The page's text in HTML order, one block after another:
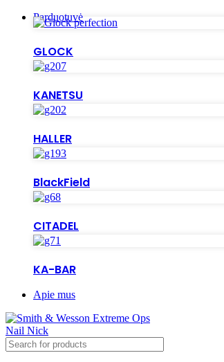
Parduotuvė
GLOCK
KANETSU
HALLER
BlackField
CITADEL
KA-BAR
Apie mus